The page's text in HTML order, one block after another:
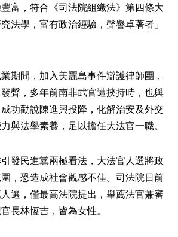
富，符合《司法院組織法》第四條大
法學，富有政治經驗，聲譽卓著者」
期間，加入美麗島事件辯護律師團，
聲，多年前南非武官遭挾持時，也與
功勸說陳進興投降，化解治安及外交
與法學素養，足以擔任大法官一職。
發民進黨兩極看法，大法官人選將政
，恐造成社會觀感不佳。司法院日前
選，僅最高法院提出，舉薦法官兼審
長林恆吉，皆為女性。